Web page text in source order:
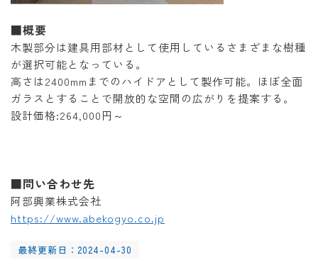
■概要
木製部分は建具用部材として使用しているさまざまな樹種
が選択可能となっている。
高さは2400mmまでのハイドアとして製作可能。ほぼ全面
ガラスとすることで開放的な空間の広がりを提案する。
設計価格:264,000円～
■問い合わせ先
阿部興業株式会社
https://www.abekogyo.co.jp
最終更新日：2024-04-30